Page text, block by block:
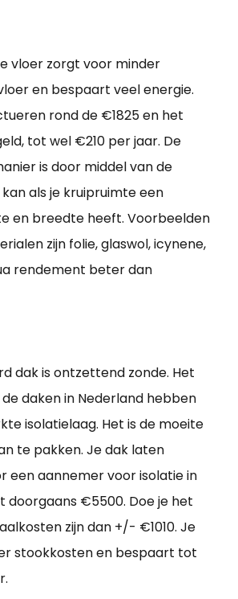
vloer zorgt voor minder
en bespaart veel energie.
rond de €1825 en het
tot wel €210 per jaar. De
is door middel van de
als je kruipruimte een
en breedte heeft. Voorbeelden
zijn folie, glaswol, icynene,
rendement beter dan
dak is ontzettend zonde. Het
daken in Nederland hebben
isolatielaag. Het is de moeite
te pakken. Je dak laten
een aannemer voor isolatie in
doorgaans €5500. Doe je het
zijn dan +/- €1010. Je
stookkosten en bespaart tot